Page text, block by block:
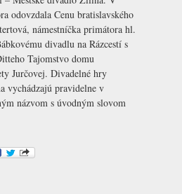
odovzdala Cenu bratislavského
námestníčka primátora hl.
divadlu na Rázcestí s
Tajomstvo domu
Jurčovej. Divadelné hry
vychádzajú pravidelne v
názvom s úvodným slovom